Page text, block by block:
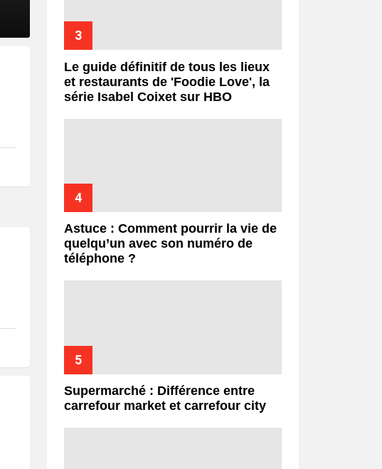
Le guide définitif de tous les lieux
et restaurants de 'Foodie Love', la
série Isabel Coixet sur HBO
Astuce : Comment pourrir la vie de
quelqu’un avec son numéro de
téléphone ?
Supermarché : Différence entre
carrefour market et carrefour city